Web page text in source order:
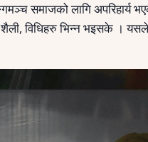
समाजको लागि
विधिहरु भिन्न भइसके । यसले